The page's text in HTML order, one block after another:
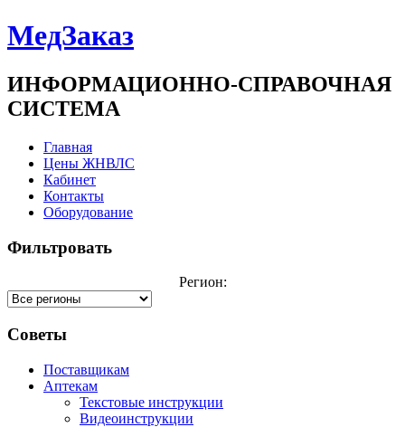
МедЗаказ
ИНФОРМАЦИОННО-СПРАВОЧНАЯ
СИСТЕМА
Главная
Цены ЖНВЛС
Кабинет
Контакты
Оборудование
Фильтровать
Регион:
Советы
Поставщикам
Аптекам
Текстовые инструкции
Видеоинструкции